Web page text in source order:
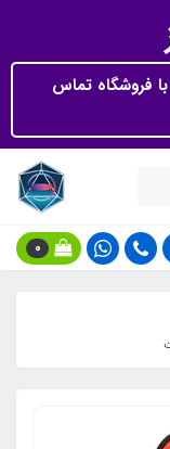
فروشگاه تماس
0